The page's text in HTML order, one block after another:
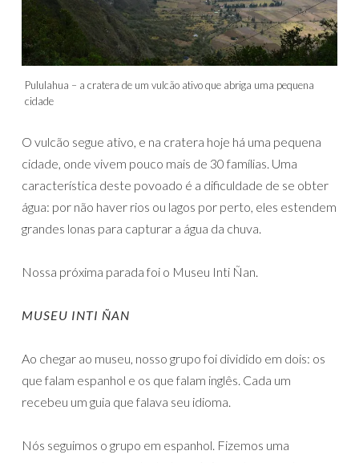
Pululahua – a cratera de um vulcão ativo que abriga uma pequena
cidade
O vulcão segue ativo, e na cratera hoje há uma pequena
cidade, onde vivem pouco mais de 30 famílias. Uma
característica deste povoado é a dificuldade de se obter
água: por não haver rios ou lagos por perto, eles estendem
grandes lonas para capturar a água da chuva.
Nossa próxima parada foi o Museu Inti Ñan.
MUSEU INTI ÑAN
Ao chegar ao museu, nosso grupo foi dividido em dois: os
que falam espanhol e os que falam inglês. Cada um
recebeu um guia que falava seu idioma.
Nós seguimos o grupo em espanhol. Fizemos uma